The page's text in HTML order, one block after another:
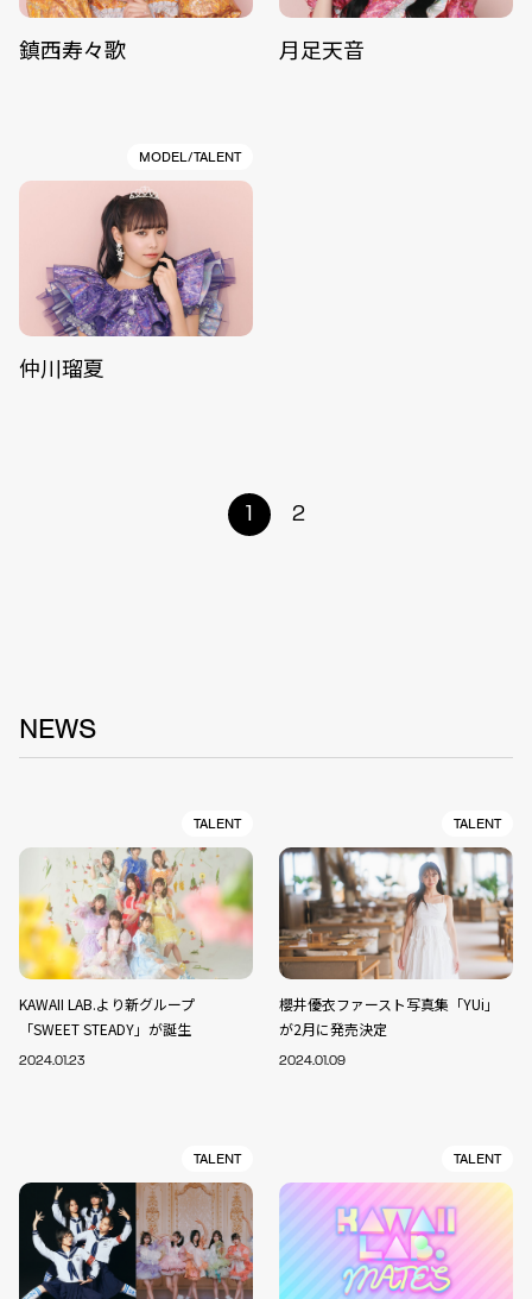
鎮西寿々歌 月足天音
MODEL/TALENT
仲川瑠夏
1 2
NEWS
TALENT
KAWAII LAB.より新グループ
「SWEET STEADY」が誕生
2024.01.23
TALENT
櫻井優衣ファースト写真集「YUi」
が2月に発売決定
2024.01.09
TALENT TALENT